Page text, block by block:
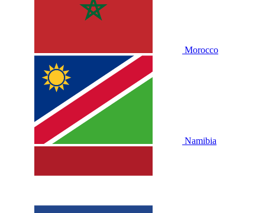
Morocco
Namibia